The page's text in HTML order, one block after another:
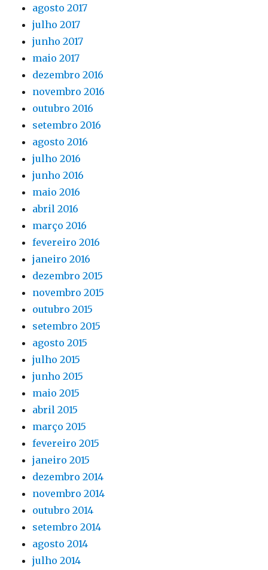
agosto 2017
julho 2017
junho 2017
maio 2017
dezembro 2016
novembro 2016
outubro 2016
setembro 2016
agosto 2016
julho 2016
junho 2016
maio 2016
abril 2016
março 2016
fevereiro 2016
janeiro 2016
dezembro 2015
novembro 2015
outubro 2015
setembro 2015
agosto 2015
julho 2015
junho 2015
maio 2015
abril 2015
março 2015
fevereiro 2015
janeiro 2015
dezembro 2014
novembro 2014
outubro 2014
setembro 2014
agosto 2014
julho 2014